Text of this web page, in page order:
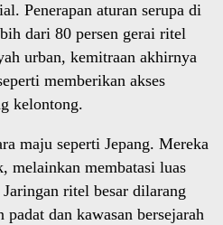
Penerapan aturan serupa di
dari 80 persen gerai ritel
urban, kemitraan akhirnya
memberikan akses
kelontong.
maju seperti Jepang. Mereka
melainkan membatasi luas
ritel besar dilarang
dan kawasan bersejarah